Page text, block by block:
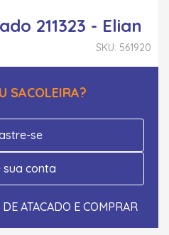
211323 - Elian
SKU: 561920
SACOLEIRA?
se
sua conta
ATACADO E COMPRAR